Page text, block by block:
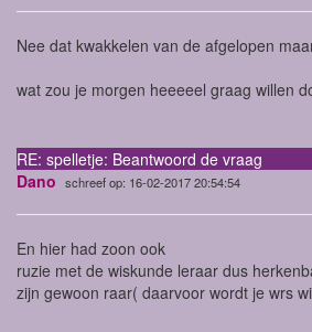
Nee dat kwakkelen van de afgelopen
wat zou je morgen heeeeel graag willen
RE: spelletje: Beantwoord de vraag
Dano schreef op: 16-02-2017 20:54:54
En hier had zoon ook
ruzie met de wiskunde leraar dus
zijn gewoon raar( daarvoor wordt je wrs